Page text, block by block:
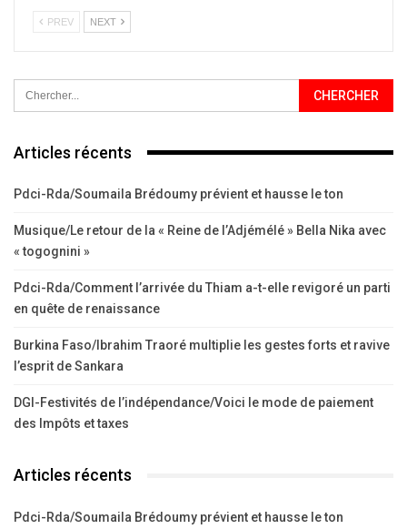
PREV NEXT
Articles récents
Pdci-Rda/Soumaila Brédoumy prévient et hausse le ton
Musique/Le retour de la « Reine de l’Adjémélé » Bella Nika avec
« togognini »
Pdci-Rda/Comment l’arrivée du Thiam a-t-elle revigoré un parti
en quête de renaissance
Burkina Faso/Ibrahim Traoré multiplie les gestes forts et ravive
l’esprit de Sankara
DGI-Festivités de l’indépendance/Voici le mode de paiement
des Impôts et taxes
Articles récents
Pdci-Rda/Soumaila Brédoumy prévient et hausse le ton